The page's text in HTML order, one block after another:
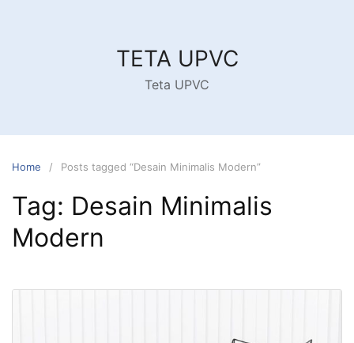
TETA UPVC
Teta UPVC
Home Posts tagged “Desain Minimalis Modern”
Tag: Desain Minimalis
Modern